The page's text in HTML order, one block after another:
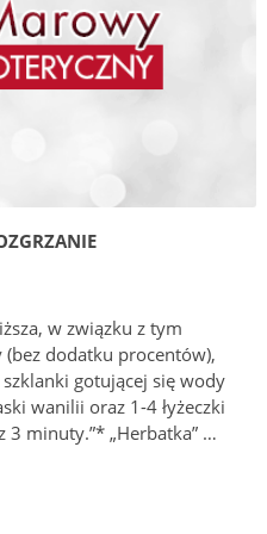
w związku z tym
dodatku procentów),
gotującej się wody
wanilii oraz 1-4 łyżeczki
3 minuty.”* „Herbatka” …